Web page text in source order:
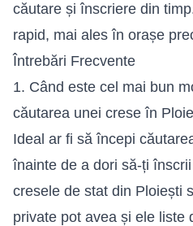
căutare și înscriere din
rapid, mai ales în orașe
Întrebări Frecvente
1. Când este cel mai bun
căutarea unei crese în
Ideal ar fi să începi
înainte de a dori să-ți
cresele de stat din Ploiești
private pot avea și ele liste